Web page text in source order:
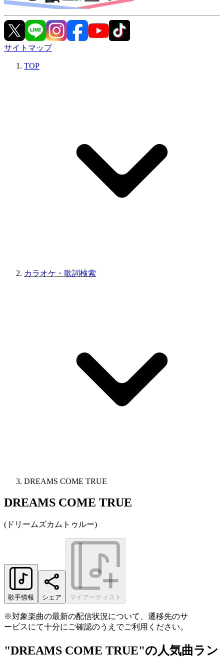
サイトマップ
TOP
カラオケ・歌詞検索
DREAMS COME TRUE
DREAMS COME TRUE
( ドリームズカムトゥルー)
歌手情報 シェア マイアーティスト
※対象楽曲の最新の配信状況について、遷移先のサ
ービスにて十分にご確認のうえでご利用ください。
"DREAMS COME TRUE"の人気曲ラン